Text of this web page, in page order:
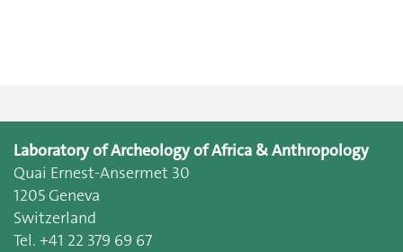
Laboratory of Archeology of Africa & Anthropology
Quai Ernest-Ansermet 30
1205 Geneva
Switzerland
Tel. +41 22 379 69 67